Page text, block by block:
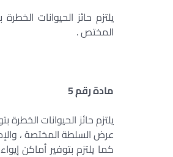
يلتزم حائز الحيوانات
المختص .
مادة رقم 5
يلتزم حائز الحيوانات
عرض السلطة المختصة ،
كما يلتزم بتوفير أماكن